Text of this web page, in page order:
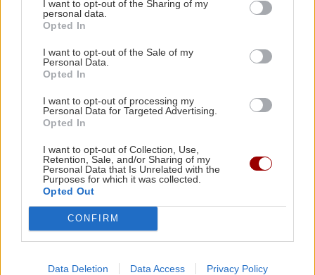
I want to opt-out of the Sharing of my
personal data.
Opted In
I want to opt-out of the Sale of my
Personal Data.
Opted In
I want to opt-out of processing my
Personal Data for Targeted Advertising.
Opted In
I want to opt-out of Collection, Use,
Retention, Sale, and/or Sharing of my
Personal Data that Is Unrelated with the
Purposes for which it was collected.
Opted Out
CONFIRM
Data Deletion Data Access Privacy Policy
Ο ναός του Σωτήρος Χριστού στο χωριό μου το
Φουρνοφάραγγο. Της Μαρίας Καραταράκη*
ΑΘΛΗΤΙΚΑ
Εθνική ομάδα μπάσκετ
GOSSIP - LIFESTYLE
Το σόι σου: Τι αλλάζει τη νέα σεζόν;
ΑΘΛΗΤΙΚΑ
εμφάνιση και η πρόκριση θα κριθεί
στη Σόφια για τον Παναθηναϊκό
ΑΘΛΗΤΙΚΑ
Επέστρεψε Ηράκλειο η αποστολή του
ΟΦΗ - Η προσοχή στο Σούπερ Καπ με
ΑΕΚ